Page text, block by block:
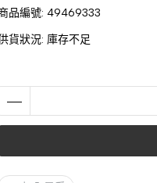
品編號: 49469333
貨狀況: 庫存不足